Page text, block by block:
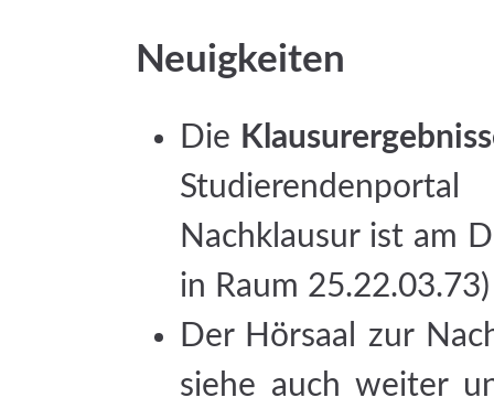
Neuigkeiten
Die
Nachklausur ist am
in Raum
Der Hörsaal zur
siehe auch weiter